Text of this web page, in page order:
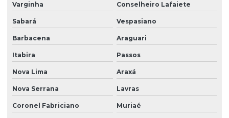
Motor trifásico 1/3 cv
Motoredutor
Motoredutor 1/20 cv para tanque de líquidos
Motoredutor 1cv
Motoredutor 40w para agitação de líquidos
Varginha Conselheiro Lafaiete
Sabará Vespasiano
Barbacena Araguari
Itabira Passos
Nova Lima Araxá
Nova Serrana Lavras
Coronel Fabriciano Muriaé